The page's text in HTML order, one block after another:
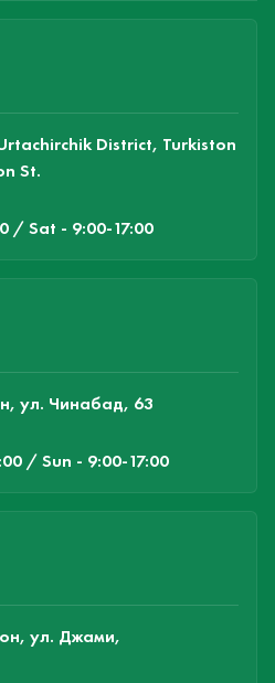
District, Turkiston
St.
/ Sat - 9:00-17:00
ул. Чинабад, 63
/ Sun - 9:00-17:00
ул. Джами,